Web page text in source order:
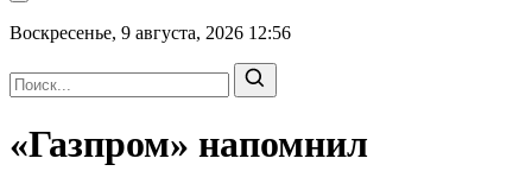
Воскресенье, 9 августа, 2026 12:56
«Газпром» напомнил